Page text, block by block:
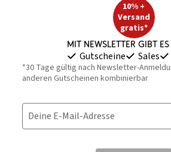
10% +
Versand
gratis*
Mit Newsletter gibt es
Gutscheine Sales
*30 Tage gültig nach Newsletter-
anderen Gutscheinen kombinierbar
Deine E-Mail-Adresse